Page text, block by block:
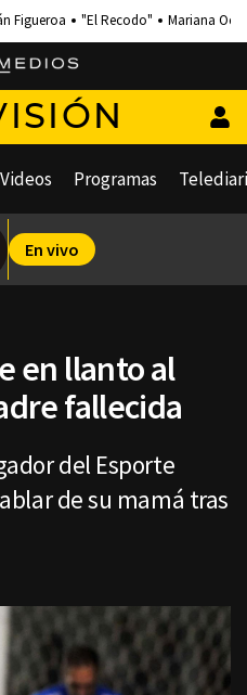
Figueroa "El Recodo" Mariana
Programas
En vivo
en llanto al
fallecida
del Esporte
de su mamá tras